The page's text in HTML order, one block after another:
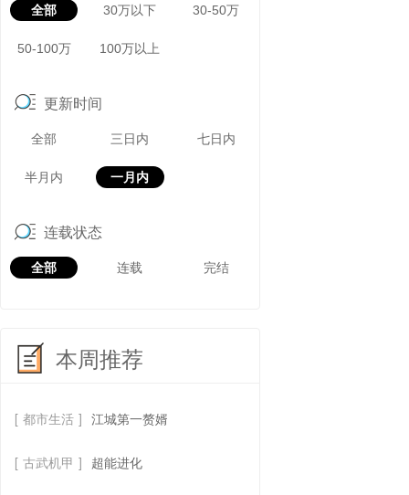
全部 30万以下 30-50万
50-100万 100万以上
更新时间
全部 三日内 七日内
半月内 一月内
连载状态
全部 连载 完结
本周推荐
[ 都市生活 ] 江城第一赘婿
[ 古武机甲 ] 超能进化